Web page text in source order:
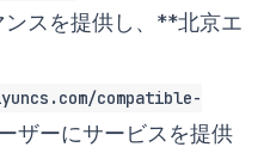
スを提供し、**北京エ
compatible-
ザーにサービスを提供